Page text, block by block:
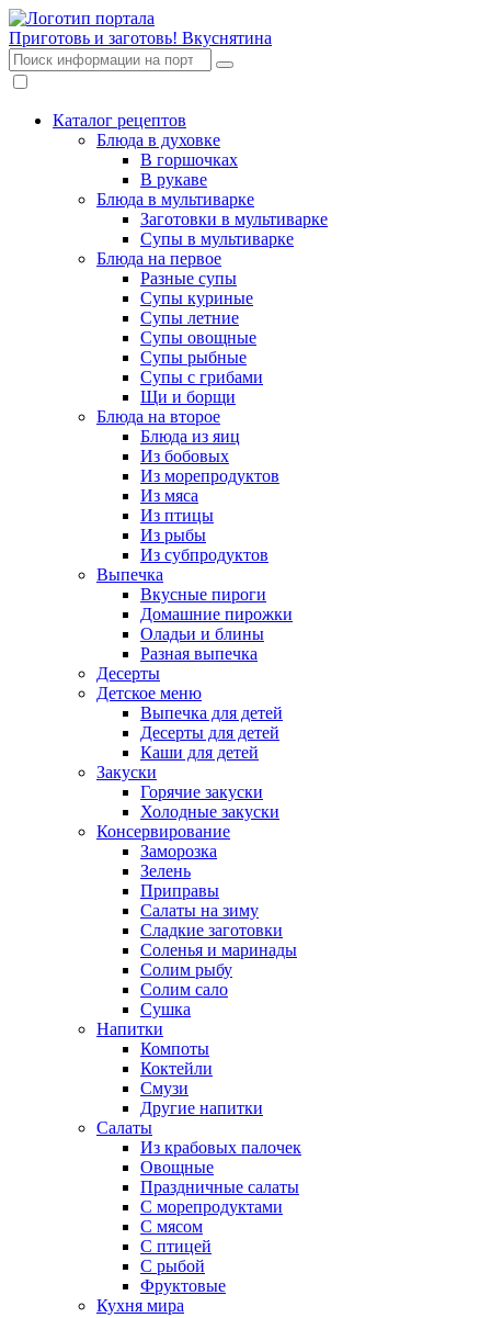
Приготовь и заготовь! Вкуснятина
Каталог рецептов
Блюда в духовке
В горшочках
В рукаве
Блюда в мультиварке
Заготовки в мультиварке
Супы в мультиварке
Блюда на первое
Разные супы
Супы куриные
Супы летние
Супы овощные
Супы рыбные
Супы с грибами
Щи и борщи
Блюда на второе
Блюда из яиц
Из бобовых
Из морепродуктов
Из мяса
Из птицы
Из рыбы
Из субпродуктов
Выпечка
Вкусные пироги
Домашние пирожки
Оладьи и блины
Разная выпечка
Десерты
Детское меню
Выпечка для детей
Десерты для детей
Каши для детей
Закуски
Горячие закуски
Холодные закуски
Консервирование
Заморозка
Зелень
Приправы
Салаты на зиму
Сладкие заготовки
Соленья и маринады
Солим рыбу
Солим сало
Сушка
Напитки
Компоты
Коктейли
Смузи
Другие напитки
Салаты
Из крабовых палочек
Овощные
Праздничные салаты
С морепродуктами
С мясом
С птицей
С рыбой
Фруктовые
Кухня мира